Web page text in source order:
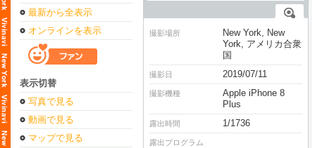
最新から全表示
オンラインを表示
表示切替
写真で見る
動画で見る
マップで見る
撮影場所
New York, New
York, アメリカ合衆
国
撮影日 2019/07/11
撮影機種
Apple iPhone 8
Plus
露出時間 1/1736
露出プログラム